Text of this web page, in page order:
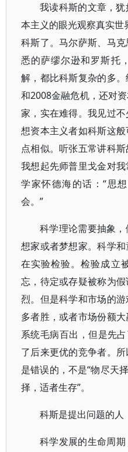
我读科斯的文章，
本主义的眼光观察真实世
科斯了。马尔萨斯、马
悉的萨缪尔逊和罗斯托
解，都比科斯复杂的多。
和2008金融危机，还对
家，实在难得。我见过
想资本主义者如科斯这
点相似。听张五常讲科
我想起先师普里戈金对
学家怀德海的话：“思
会。”
科学理论需要抽象
想家或者梦想家。科学
在实验检验。检验成立
忘，待定或存疑被称为
烈。但是科学和市场的
多者胜，或者市场份额
系统毛病百出，但是先
了后来更优的竞争者。
是错误的，不是“物尽天
择，适者生存”。
科斯是提出问题的人
科学发展的生命周期